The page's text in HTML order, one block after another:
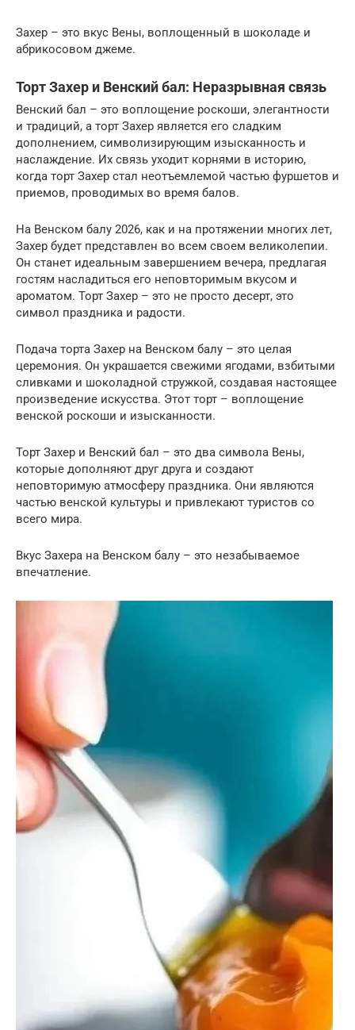
Захер – это вкус Вены, воплощенный в шоколаде и
абрикосовом джеме.
Торт Захер и Венский бал: Неразрывная связь
Венский бал – это воплощение роскоши, элегантности
и традиций, а торт Захер является его сладким
дополнением, символизирующим изысканность и
наслаждение. Их связь уходит корнями в историю,
когда торт Захер стал неотъемлемой частью фуршетов и
приемов, проводимых во время балов.
На Венском балу 2026, как и на протяжении многих лет,
Захер будет представлен во всем своем великолепии.
Он станет идеальным завершением вечера, предлагая
гостям насладиться его неповторимым вкусом и
ароматом. Торт Захер – это не просто десерт, это
символ праздника и радости.
Подача торта Захер на Венском балу – это целая
церемония. Он украшается свежими ягодами, взбитыми
сливками и шоколадной стружкой, создавая настоящее
произведение искусства. Этот торт – воплощение
венской роскоши и изысканности.
Торт Захер и Венский бал – это два символа Вены,
которые дополняют друг друга и создают
неповторимую атмосферу праздника. Они являются
частью венской культуры и привлекают туристов со
всего мира.
Вкус Захера на Венском балу – это незабываемое
впечатление.